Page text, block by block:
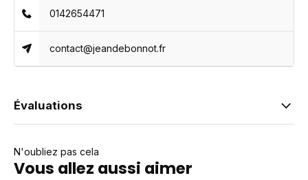
0142654471
contact@jeandebonnot.fr
Évaluations
N'oubliez pas cela
Vous allez aussi aimer